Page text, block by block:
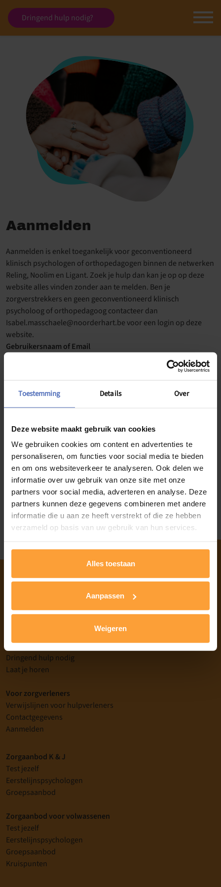
Toestemming Details Over
Deze website maakt gebruik van cookies
We gebruiken cookies om content en advertenties te
personaliseren, om functies voor social media te bieden
en om ons websiteverkeer te analyseren. Ook delen we
informatie over uw gebruik van onze site met onze
partners voor social media, adverteren en analyse. Deze
partners kunnen deze gegevens combineren met andere
informatie die u aan ze heeft verstrekt of die ze hebben
verzameld op basis van uw gebruik van hun services.
Alles toestaan
Aanpassen
Weigeren
Dringend hulp nodig?
Aanmelden
Aanmelden is enkel toegankelijk voor geconventioneerd
klinisch psychologen of orthopedagogen binnen de netwerken
Reling, Noolim en Ligant. Zoek je hulp dan kan je op op deze
website alles vinden zonder aan te melden. Ben je
zorgverstrekkers en geen geconventioneerd klinisch
psycholoog of orthopedagoog contacteer dan
Isabel.masschaele@noorderhart.be voor een login op deze
website.
Gebruikersnaam of Email
Wachtwoord
Onthoud mij
Heb je nog geen account, registreren
Wachtwoord vergeten?
Home
Over GGZ Limburg
Dringend hulp nodig
Laat je horen
Voor zorgverleners
Verwijslijnen voor hulpverleners
Contactgegevens
Aanmelden
Zorgaanbod K & J
Test jezelf
Eerstelijnspsychologen
Groepsaanbod
Zorgaanbod voor volwassenen
Test jezelf
Eerstelijnspsychologen
Groepsaanbod
Kruispunten